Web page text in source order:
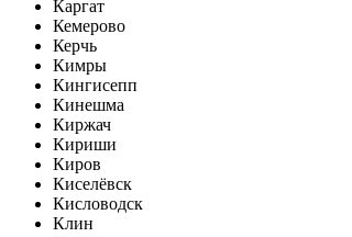
Каргат
Кемерово
Керчь
Кимры
Кингисепп
Кинешма
Киржач
Кириши
Киров
Киселёвск
Кисловодск
Клин